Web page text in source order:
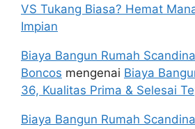
VS Tukang Biasa? Hemat
Impian
Biaya Bangun Rumah
Boncos mengenai Biaya
36, Kualitas Prima & Selesai
Biaya Bangun Rumah